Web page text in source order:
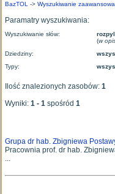
BazTOL -> Wyszukiwanie
Paramatry wyszukiwania:
Wyszukiwanie słów:
(w
Dziedziny:
Typy:
Ilość znalezionych zasobów: 1
Wyniki: 1 - 1 spośród 1
Grupa dr hab. Zbigniewa
Pracownia prof. dr hab.
...